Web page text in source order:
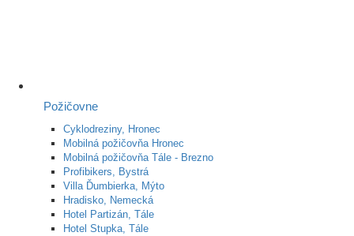
Požičovne
Cyklodreziny, Hronec
Mobilná požičovňa Hronec
Mobilná požičovňa Tále - Brezno
Profibikers, Bystrá
Villa Ďumbierka, Mýto
Hradisko, Nemecká
Hotel Partizán, Tále
Hotel Stupka, Tále